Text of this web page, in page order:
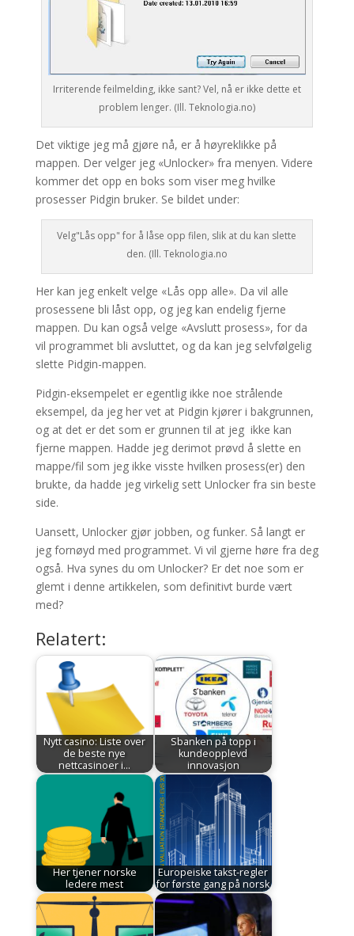
Irriterende feilmelding, ikke sant? Vel, nå er ikke dette et
problem lenger. (Ill. Teknologia.no)
Det viktige jeg må gjøre nå, er å høyreklikke på
mappen. Der velger jeg «Unlocker» fra menyen. Videre
kommer det opp en boks som viser meg hvilke
prosesser Pidgin bruker. Se bildet under:
Velg"Lås opp" for å låse opp filen, slik at du kan slette
den. (Ill. Teknologia.no
Her kan jeg enkelt velge «Lås opp alle». Da vil alle
prosessene bli låst opp, og jeg kan endelig fjerne
mappen. Du kan også velge «Avslutt prosess», for da
vil programmet bli avsluttet, og da kan jeg selvfølgelig
slette Pidgin-mappen.
Pidgin-eksempelet er egentlig ikke noe strålende
eksempel, da jeg her vet at Pidgin kjører i bakgrunnen,
og at det er det som er grunnen til at jeg ikke kan
fjerne mappen. Hadde jeg derimot prøvd å slette en
mappe/fil som jeg ikke visste hvilken prosess(er) den
brukte, da hadde jeg virkelig sett Unlocker fra sin beste
side.
Uansett, Unlocker gjør jobben, og funker. Så langt er
jeg fornøyd med programmet. Vi vil gjerne høre fra deg
også. Hva synes du om Unlocker? Er det noe som er
glemt i denne artikkelen, som definitivt burde vært
med?
Relatert:
Nytt casino: Liste over
de beste nye
nettcasinoer i…
Sbanken på topp i
kundeopplevd
innovasjon
Her tjener norske
ledere mest
Europeiske takst-regler
for første gang på norsk